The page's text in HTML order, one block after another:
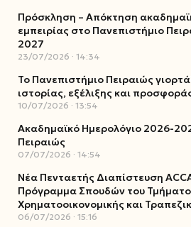
Πρόσκληση – Απόκτηση
εμπειρίας στο Πανεπιστήμιο
2027
23/07/2026 14:34
Το Πανεπιστήμιο Πειραιώς
ιστορίας, εξέλιξης και
10/07/2026 13:54
Ακαδημαϊκό Ημερολόγιο 2026-
Πειραιώς
07/07/2026 14:54
Νέα Πενταετής Διαπίστευση
Πρόγραμμα Σπουδών του
Χρηματοοικονομικής και
06/07/2026 15:16